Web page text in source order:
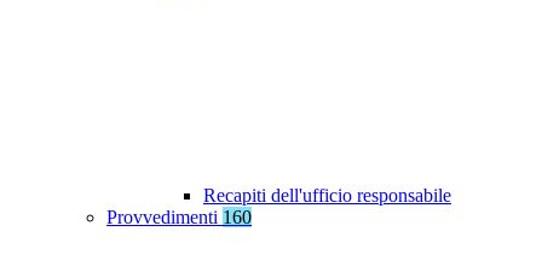
Recapiti dell'ufficio responsabile
Provvedimenti 160